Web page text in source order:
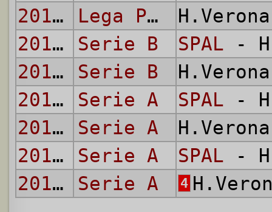
2010/11
Lega Pro - Prima Divisione
2016/17
Serie B SPAL -
2016/17
Serie B
2017/18
Serie A SPAL -
2017/18
Serie A
2019/20
Serie A SPAL -
2019/20
Serie A 4